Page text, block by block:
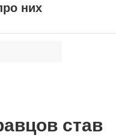
них